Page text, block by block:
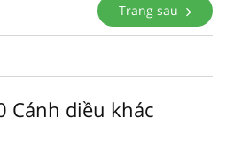
Trang sau
Cánh diều khác